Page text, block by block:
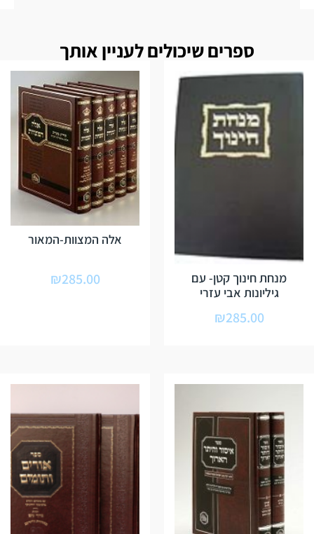
ספרים שיכולים לעניין אותך
מנחת חינוך קטן- עם
גיליונות אבי עזרי
₪285.00
אלה המצוות-המאור
₪285.00